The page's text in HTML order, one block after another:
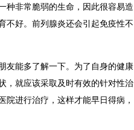
种非常脆弱的生命，因此很容易造
不好。前列腺炎还会引起免疫性不
能多了解一下。为了自身的健康
，就应该采取及时有效的针对性治
进行治疗，这样才能早日得病，